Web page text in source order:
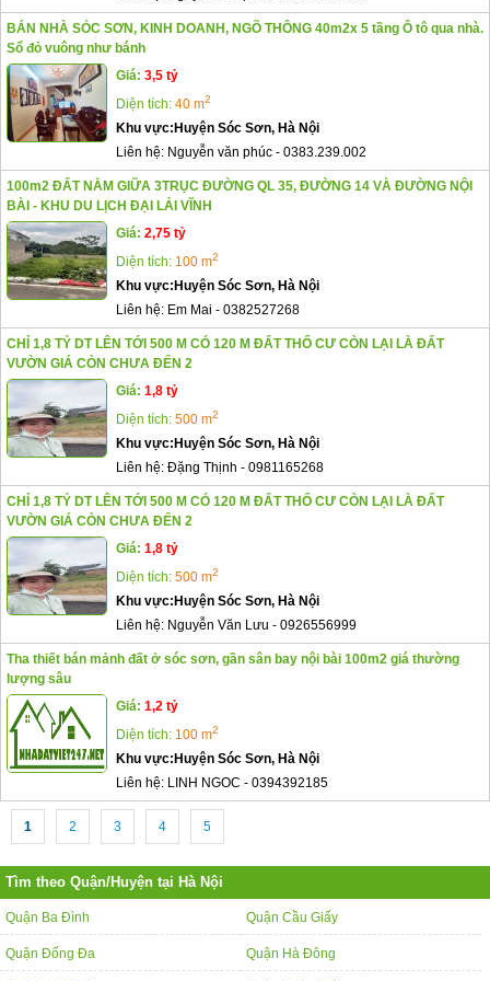
BÁN NHÀ SÓC SƠN, KINH DOANH, NGÕ THÔNG 40m2x 5 tầng Ô tô qua nhà.
Sổ đỏ vuông như bánh
Giá: 3,5 tỷ
Diện tích: 40 m2
Khu vực: Huyện Sóc Sơn, Hà Nội
Liên hệ: Nguyễn văn phúc - 0383.239.002
100m2 ĐẤT NẰM GIỮA 3TRỤC ĐƯỜNG QL 35, ĐƯỜNG 14 VÀ ĐƯỜNG NỘI
BÀI - KHU DU LỊCH ĐẠI LẢI VĨNH
Giá: 2,75 tỷ
Diện tích: 100 m2
Khu vực: Huyện Sóc Sơn, Hà Nội
Liên hệ: Em Mai - 0382527268
CHỈ 1,8 TỶ DT LÊN TỚI 500 M CÓ 120 M ĐẤT THỔ CƯ CÒN LẠI LÀ ĐẤT
VƯỜN GIÁ CÒN CHƯA ĐẾN 2
Giá: 1,8 tỷ
Diện tích: 500 m2
Khu vực: Huyện Sóc Sơn, Hà Nội
Liên hệ: Đặng Thịnh - 0981165268
CHỈ 1,8 TỶ DT LÊN TỚI 500 M CÓ 120 M ĐẤT THỔ CƯ CÒN LẠI LÀ ĐẤT
VƯỜN GIÁ CÒN CHƯA ĐẾN 2
Giá: 1,8 tỷ
Diện tích: 500 m2
Khu vực: Huyện Sóc Sơn, Hà Nội
Liên hệ: Nguyễn Văn Lưu - 0926556999
Tha thiết bán mảnh đất ở sóc sơn, gần sân bay nội bài 100m2 giá thường
lượng sâu
Giá: 1,2 tỷ
Diện tích: 100 m2
Khu vực: Huyện Sóc Sơn, Hà Nội
Liên hệ: LINH NGOC - 0394392185
1 2 3 4 5
Tìm theo Quận/Huyện tại Hà Nội
Quận Ba Đình Quận Cầu Giấy
Quận Đống Đa Quận Hà Đông